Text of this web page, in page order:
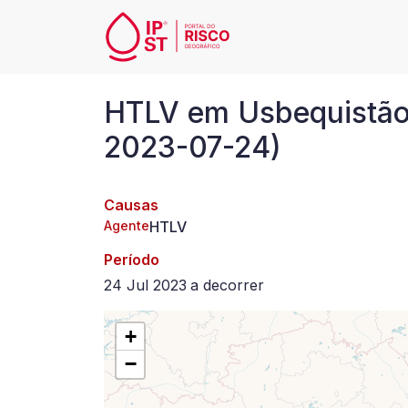
Passar para o conteúdo principal
desde
2023-
HTLV em
2023-07-24)
Causas
AgenteHTLV
Período
24 Jul 2023 a decorrer
+
−